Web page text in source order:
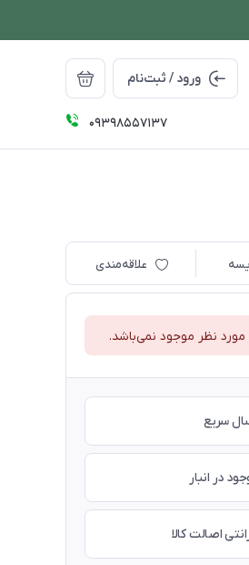
ورود / ثبت‌نام
09398557137
علاقه‌مندی
نظر موجود نمی‌باشد.
سریع
در انبار
اصالت کالا